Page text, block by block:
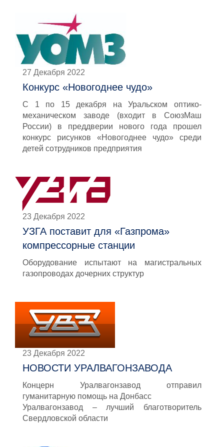
27 Декабря 2022
Конкурс «Новогоднее чудо»
С 1 по 15 декабря на Уральском оптико-
механическом заводе (входит в СоюзМаш
России) в преддверии нового года прошел
конкурс рисунков «Новогоднее чудо» среди
детей сотрудников предприятия
23 Декабря 2022
УЗГА поставит для «Газпрома»
компрессорные станции
Оборудование испытают на магистральных
газопроводах дочерних структур
23 Декабря 2022
НОВОСТИ УРАЛВАГОНЗАВОДА
Концерн Уралвагонзавод отправил
гуманитарную помощь на Донбасс
Уралвагонзавод – лучший благотворитель
Свердловской области